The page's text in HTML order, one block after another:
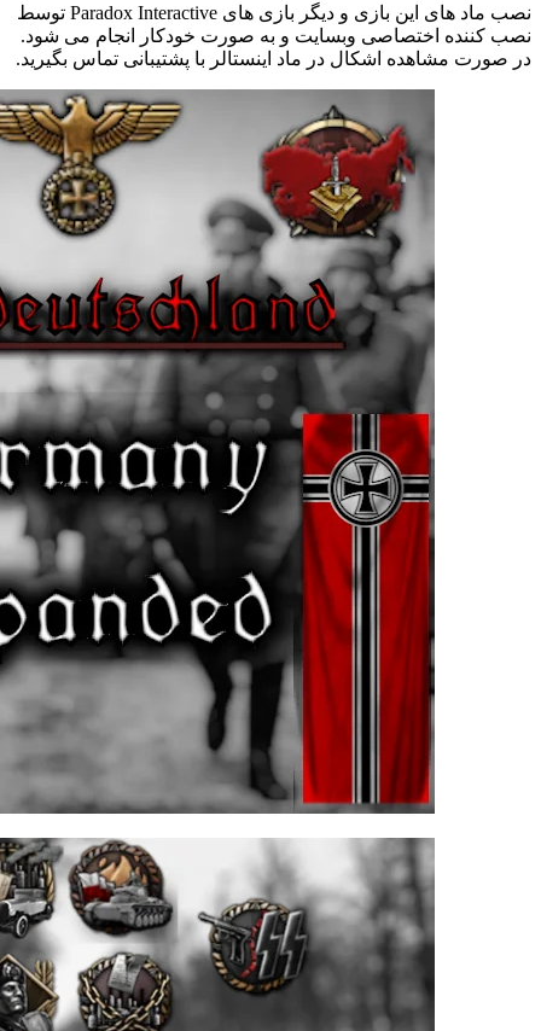
نصب ماد های این بازی و دیگر بازی های Paradox Interactive توسط
نصب کننده اختصاصی وبسایت و به صورت خودکار انجام می شود.
در صورت مشاهده اشکال در ماد اینستالر با پشتیبانی تماس بگیرید.